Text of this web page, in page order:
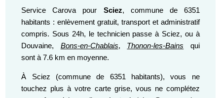
Service Carova pour Sciez, commune de 6351
habitants : enlèvement gratuit, transport et administratif
compris. Sous 24h, le technicien passe à Sciez, ou à
Douvaine, Bons-en-Chablais, Thonon-les-Bains qui
sont à 7.6 km en moyenne.
À Sciez (commune de 6351 habitants), vous ne
touchez plus à votre carte grise, vous ne complétez